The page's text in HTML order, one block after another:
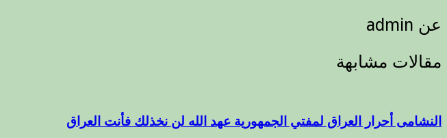
عن admin
مقالات مشابهة
النشامى أحرار العراق لمفتي الجمهورية عهد الله لن نخذلك فأنت العراق